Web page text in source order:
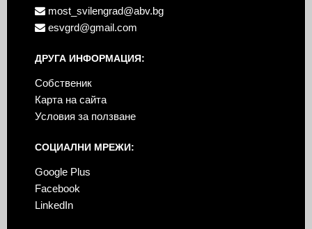
most_svilengrad@abv.bg
esvgrd@gmail.com
ДРУГА ИНФОРМАЦИЯ:
Собственик
Карта на сайта
Условия за ползване
СОЦИАЛНИ МРЕЖИ:
Google Plus
Facebook
LinkedIn